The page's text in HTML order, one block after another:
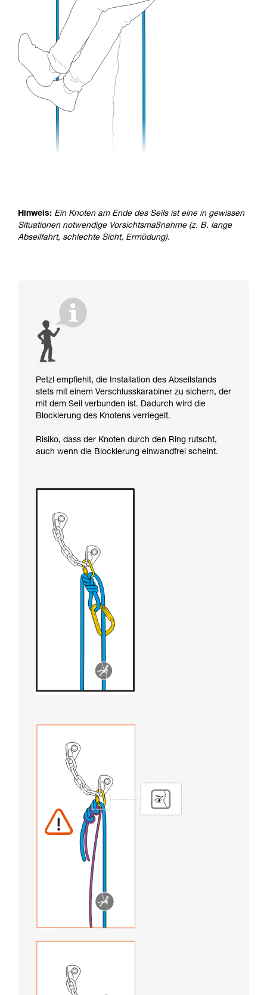
Hinweis: Ein Knoten am Ende des Seils ist eine in gewissen
Situationen notwendige Vorsichtsmaßnahme (z. B. lange
Abseilfahrt, schlechte Sicht, Ermüdung).
Petzl empfiehlt, die Installation des Abseilstands
stets mit einem Verschlusskarabiner zu sichern, der
mit dem Seil verbunden ist. Dadurch wird die
Blockierung des Knotens verriegelt.
Risiko, dass der Knoten durch den Ring rutscht,
auch wenn die Blockierung einwandfrei scheint.